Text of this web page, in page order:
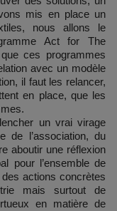
mis en place un
nous allons le
Act for The
ces programmes
avec un modèle
il faut les relancer,
en place, que les
un vrai virage
de l’association, du
aboutir une réflexion
pour l’ensemble de
des actions concrètes
mais surtout de
en matière de